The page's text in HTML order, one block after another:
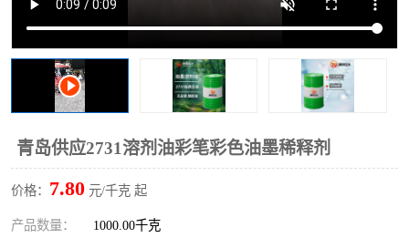
青岛供应2731溶剂油彩笔彩色油墨稀释剂
价格： 7.80 元/千克 起
产品数量： 1000.00千克